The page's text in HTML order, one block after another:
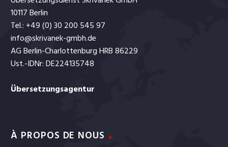
10117 Berlin
Tel.: +49 (0) 30 200 545 97
info@skrivanek-gmbh.de
AG Berlin-Charlottenburg HRB 86229
Ust.-IDNr: DE224135748
Übersetzungsagentur
À PROPOS DE NOUS